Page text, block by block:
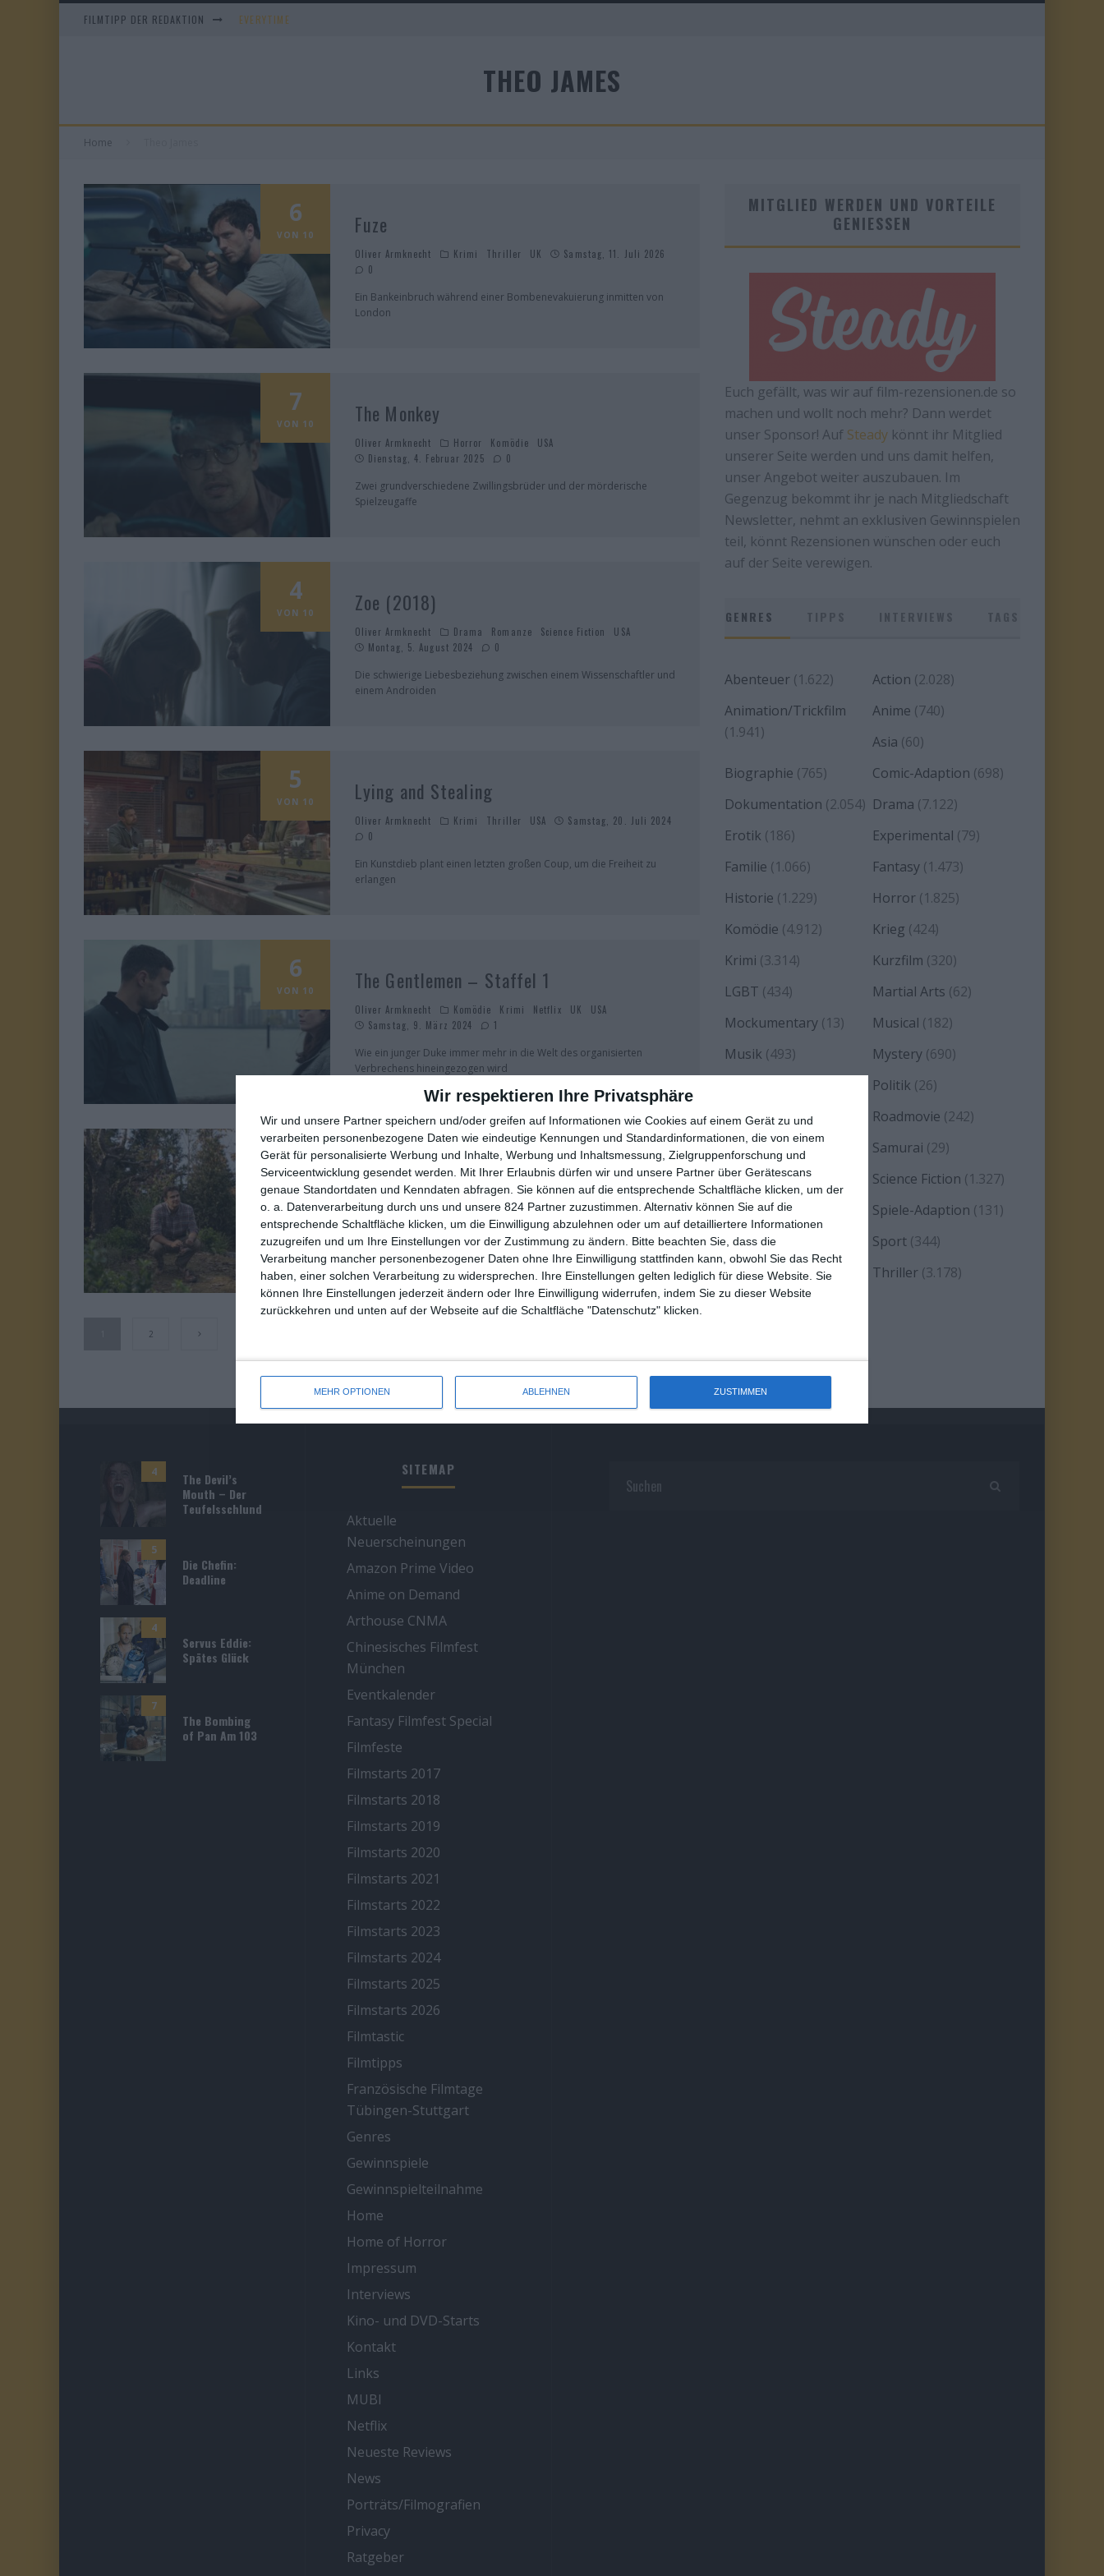
Wir respektieren Ihre Privatsphäre
Wir und unsere Partner speichern und/oder greifen auf Informationen wie Cookies auf einem Gerät zu und
verarbeiten personenbezogene Daten wie eindeutige Kennungen und Standardinformationen, die von einem
Gerät für personalisierte Werbung und Inhalte, Werbung und Inhaltsmessung, Zielgruppenforschung und
Serviceentwicklung gesendet werden.
Mit Ihrer Erlaubnis dürfen wir und unsere Partner über Gerätescans
genaue Standortdaten und Kenndaten abfragen. Sie können auf die entsprechende Schaltfläche klicken, um der
o. a. Datenverarbeitung durch uns und unsere 824 Partner zuzustimmen. Alternativ können Sie auf die
entsprechende Schaltfläche klicken, um die Einwilligung abzulehnen oder um auf detailliertere Informationen
zuzugreifen und um Ihre Einstellungen vor der Zustimmung zu ändern.
Bitte beachten Sie, dass die
Verarbeitung mancher personenbezogener Daten ohne Ihre Einwilligung stattfinden kann, obwohl Sie das Recht
haben, einer solchen Verarbeitung zu widersprechen. Ihre Einstellungen gelten lediglich für diese Website. Sie
können Ihre Einstellungen jederzeit ändern oder Ihre Einwilligung widerrufen, indem Sie zu dieser Website
zurückkehren und unten auf der Webseite auf die Schaltfläche "Datenschutz" klicken.
MEHR OPTIONEN ABLEHNEN ZUSTIMMEN
FILMTIPP DER REDAKTION EVERYTIME
THEO JAMES
Home
6
VON 10 Fuze
Oliver Armknecht Krimi Thriller UK
Samstag, 11. Juli 2026
0
Ein Bankeinbruch während einer Bombenevakuierung inmitten von
London
7
VON 10 The Monkey
Oliver Armknecht Horror Komödie
USA
Dienstag, 4. Februar 2025
0
Zwei grundverschiedene Zwillingsbrüder und der mörderische
Spielzeugaffe
4
VON 10 Zoe (2018)
Oliver Armknecht Drama Romanze Science Fiction
USA
Montag, 5. August 2024
0
Die schwierige Liebesbeziehung zwischen einem Wissenschaftler und
einem Androiden
5
VON 10 Lying and Stealing
Oliver Armknecht Krimi Thriller USA
Samstag, 20. Juli 2024
0
Ein Kunstdieb plant einen letzten großen Coup, um die Freiheit zu
erlangen
6
VON 10 The Gentlemen – Staffel 1
Oliver Armknecht Komödie Krimi Netflix UK
USA
Samstag, 9. März 2024
1
Wie ein junger Duke immer mehr in die Welt des organisierten
Verbrechens hineingezogen wird
6
VON 10 The Time Traveler’s Wife
Jaschar Marktanner Drama Fantasy Romanze Serie
USA
Montag, 14. November 2022
0
Nachdenkliche Neuadaption des Bestsellers
2
MITGLIED WERDEN UND VORTEILE
GENIESSEN
Euch gefällt, was wir auf film-rezensionen.de so
machen und wollt noch mehr? Dann werdet
unser Sponsor! Auf Steady könnt ihr Mitglied
unserer Seite werden und uns damit helfen,
unser Angebot weiter auszubauen. Im
Gegenzug bekommt ihr je nach Mitgliedschaft
Newsletter, nehmt an exklusiven Gewinnspielen
teil, könnt Rezensionen wünschen oder euch
auf der Seite verewigen.
GENRES
Abenteuer (1.622) Action (2.028)
Animation/Trickfilm
(1.941)
Anime (740)
Asia (60)
Biographie (765) Comic-Adaption (698)
Dokumentation (2.054) Drama (7.122)
Erotik (186) Experimental (79)
Familie (1.066) Fantasy(1.473)
Historie (1.229) Horror(1.825)
Komödie (4.912) Krieg (424)
Krimi (3.314) Kurzfilm (320)
LGBT (434) Martial Arts (62)
Mockumentary (13) Musical (182)
Musik (493) Mystery(690)
Politik (26)
Reality TV/Show
Roadmovie (242)
Romanze(1.584) Samurai (29)
Satire(93) Science Fiction (1.327)
Serie(2.471) Spiele-Adaption (131)
Splatter(21) Sport(344)
Stand-up-Comedy
Thriller(3.178)
4
The Devil’s
Mouth – Der
Teufelsschlund
5
Die Chefin:
Deadline
4
Servus Eddie:
Spätes Glück
7
The Bombing
of Pan Am 103
SITEMAP
Aktuelle
Neuerscheinungen
Amazon Prime Video
Anime on Demand
Arthouse CNMA
Chinesisches Filmfest
München
Eventkalender
Fantasy Filmfest Special
Filmfeste
Filmstarts 2017
Filmstarts 2018
Filmstarts 2019
Filmstarts 2020
Filmstarts 2021
Filmstarts 2022
Filmstarts 2023
Filmstarts 2024
Filmstarts 2025
Filmstarts 2026
Filmtastic
Filmtipps
Französische Filmtage
Tübingen-Stuttgart
Genres
Gewinnspiele
Gewinnspielteilnahme
Home
Home of Horror
Impressum
Interviews
Kino- und DVD-Starts
Kontakt
Links
MUBI
Netflix
Neueste Reviews
News
Porträts/Filmografien
Privacy
Ratgeber